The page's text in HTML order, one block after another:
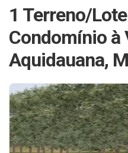
1 Terreno/
Condomínio à
Aquidauana,